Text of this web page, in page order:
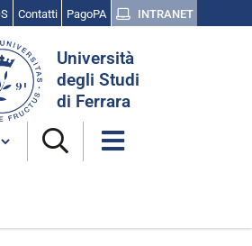
Contatti PagoPA INTRANET
Università
degli Studi
di Ferrara
lingua
di Ateneo